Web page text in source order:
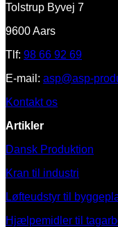
Tolstrup Byvej 7
9600 Aars
Tlf: 98 66 92 69
E-mail: asp@asp-
Kontakt os
Artikler
Dansk Produktion
Kran til industri
Løfteudstyr til
Hjælpemidler til